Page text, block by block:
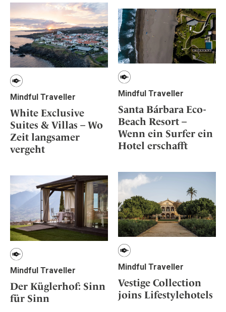
Mindful Traveller
White Exclusive
Suites & Villas – Wo
Zeit langsamer
vergeht
Mindful Traveller
Santa Bárbara Eco-
Beach Resort –
Wenn ein Surfer ein
Hotel erschafft
Mindful Traveller
Vestige Collection
joins Lifestylehotels
Mindful Traveller
Der Küglerhof: Sinn
für Sinn